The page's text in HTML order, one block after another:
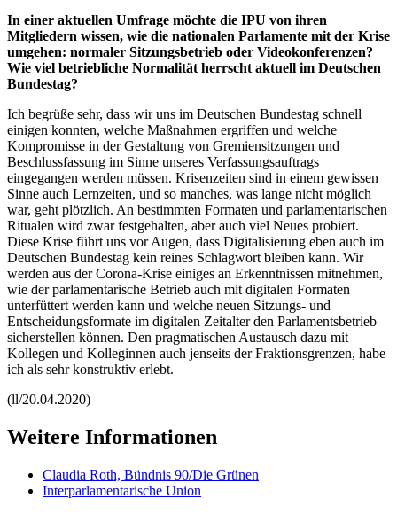
In einer aktuellen Umfrage möchte die IPU von ihren
Mitgliedern wissen, wie die nationalen Parlamente mit der Krise
umgehen: normaler Sitzungsbetrieb oder Videokonferenzen?
Wie viel betriebliche Normalität herrscht aktuell im Deutschen
Bundestag?
Ich begrüße sehr, dass wir uns im Deutschen Bundestag schnell
einigen konnten, welche Maßnahmen ergriffen und welche
Kompromisse in der Gestaltung von Gremiensitzungen und
Beschlussfassung im Sinne unseres Verfassungsauftrags
eingegangen werden müssen. Krisenzeiten sind in einem gewissen
Sinne auch Lernzeiten, und so manches, was lange nicht möglich
war, geht plötzlich. An bestimmten Formaten und parlamentarischen
Ritualen wird zwar festgehalten, aber auch viel Neues probiert.
Diese Krise führt uns vor Augen, dass Digitalisierung eben auch im
Deutschen Bundestag kein reines Schlagwort bleiben kann. Wir
werden aus der Corona-Krise einiges an Erkenntnissen mitnehmen,
wie der parlamentarische Betrieb auch mit digitalen Formaten
unterfüttert werden kann und welche neuen Sitzungs- und
Entscheidungsformate im digitalen Zeitalter den Parlamentsbetrieb
sicherstellen können. Den pragmatischen Austausch dazu mit
Kollegen und Kolleginnen auch jenseits der Fraktionsgrenzen, habe
ich als sehr konstruktiv erlebt.
(ll/20.04.2020)
Weitere Informationen
Claudia Roth, Bündnis 90/Die Grünen
Interparlamentarische Union